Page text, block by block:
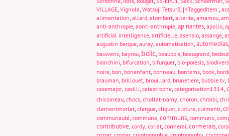
VILLAGE, Vignola, Watsuji Tetsurō, [<TaggedItem:,
alimentation, allard, alombert, alterite, amamou,
anti-anthropie, aonti-anthropie,ap nantes, apollo,
artificial intelligence, artificielle, asensio, assange,
augustin berque, auray, automatisation,automedias,
bauwens, bayrou, bdic, beaubois, beaugrand,
bianchini, bifurcation, bifurquer, bio-poïesis,
noire, bon, bonenfant, bonneau, bontems, book,
brauman, brillouet, brouillard, brunetiere, bubble tv,
casemajor, casilli, catastrophe, categorisation1314,
chicoineau, chocs, chollat-namy, choron, chraibi,
clementmorlat, clergue, cliquet, cloture, clémenti,
communauté, commune,communs, communx,
contributive, cordy, coriat, cormerai,cormerais,